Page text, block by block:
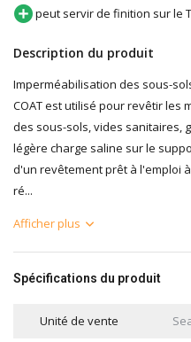
peut servir de finition sur le
Description du produit
Imperméabilisation des sous-
COAT est utilisé pour revêtir les
des sous-sols, vides sanitaires,
légère charge saline sur le
d'un revêtement prêt à l'emploi
ré...
Afficher plus
Spécifications du produit
Unité de vente